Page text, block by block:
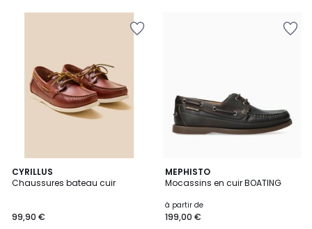
CYRILLUS
Chaussures bateau cuir
99,90 €
MEPHISTO
Mocassins en cuir BOATING
à partir de
199,00 €
5
/
4
Couleurs